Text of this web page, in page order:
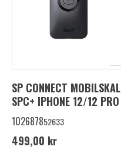
SP CONNECT MOBILSKAL
SPC+ IPHONE 12/12 PRO
102687852633
499,00 kr